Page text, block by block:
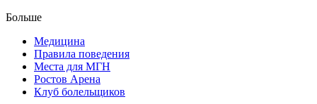
Больше
Медицина
Правила поведения
Места для МГН
Ростов Арена
Клуб болельщиков